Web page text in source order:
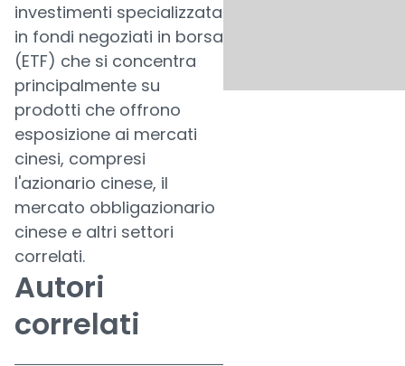
investimenti specializzata
in fondi negoziati in borsa
(ETF) che si concentra
principalmente su
prodotti che offrono
esposizione ai mercati
cinesi, compresi
l'azionario cinese, il
mercato obbligazionario
cinese e altri settori
correlati.
Autori
correlati